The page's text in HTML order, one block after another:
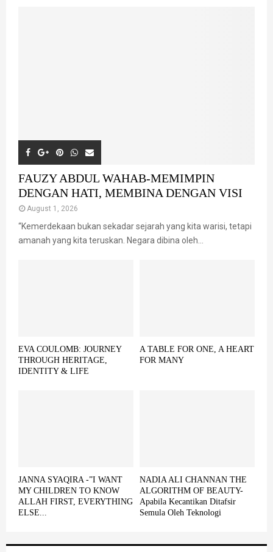
FAUZY ABDUL WAHAB-MEMIMPIN
DENGAN HATI, MEMBINA DENGAN VISI
August 1, 2026
“Kemerdekaan bukan sekadar sejarah yang kita warisi, tetapi
amanah yang kita teruskan. Negara dibina oleh...
EVA COULOMB: JOURNEY
THROUGH HERITAGE,
IDENTITY & LIFE
A TABLE FOR ONE, A HEART
FOR MANY
JANNA SYAQIRA -”I WANT
MY CHILDREN TO KNOW
ALLAH FIRST, EVERYTHING
ELSE...
NADIA ALI CHANNAN THE
ALGORITHM OF BEAUTY-
Apabila Kecantikan Ditafsir
Semula Oleh Teknologi